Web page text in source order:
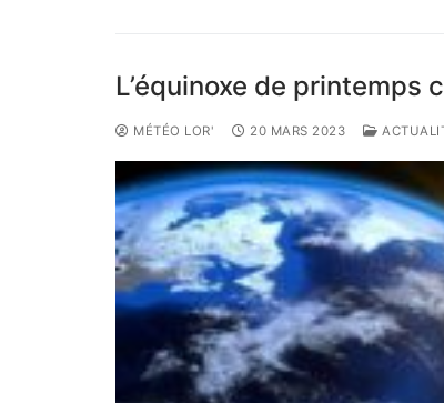
L’équinoxe de printemps
MÉTÉO LOR' 20 MARS 2023